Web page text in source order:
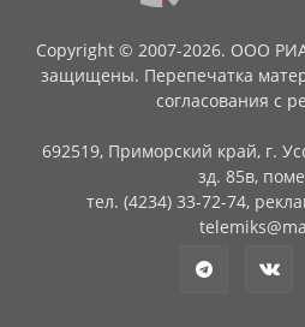
Copyright © 2007-2026. ООО
защищены. Перепечатка
согласования с
692519, Приморский край, г.
зд. 85в,
тел. (4234) 33-72-74,